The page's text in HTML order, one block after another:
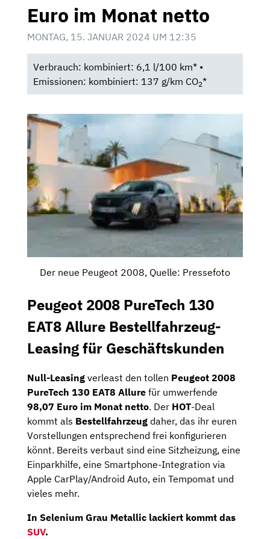
Euro im Monat netto
MONTAG, 15. JANUAR 2024 UM 12:35
Verbrauch: kombiniert: 6,1 l/100 km* •
Emissionen: kombiniert: 137 g/km CO2*
Der neue Peugeot 2008, Quelle: Pressefoto
Peugeot 2008 PureTech 130
EAT8 Allure Bestellfahrzeug-
Leasing für Geschäftskunden
Null-Leasing verleast den tollen Peugeot 2008
PureTech 130 EAT8 Allure für umwerfende
98,07 Euro im Monat netto. Der HOT-Deal
kommt als Bestellfahrzeug daher, das ihr euren
Vorstellungen entsprechend frei konfigurieren
könnt. Bereits verbaut sind eine Sitzheizung, eine
Einparkhilfe, eine Smartphone-Integration via
Apple CarPlay/Android Auto, ein Tempomat und
vieles mehr.
In Selenium Grau Metallic lackiert kommt das
SUV.